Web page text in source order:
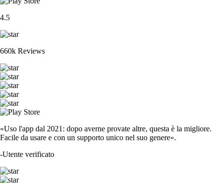
4.5
660k Reviews
«Uso l'app dal 2021: dopo averne provate altre, questa è la migliore.
Facile da usare e con un supporto unico nel suo genere».
-Utente verificato